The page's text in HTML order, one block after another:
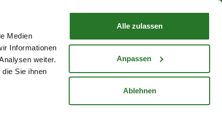
Medien
Informationen
weiter.
Sie ihnen
Alle zulassen
Anpassen
Ablehnen
Mein KontoStandorte
WARENKORB
Karriere